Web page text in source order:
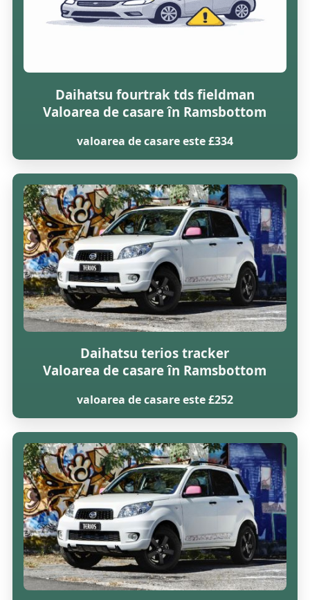
Daihatsu fourtrak tds fieldman
Valoarea de casare în Ramsbottom
valoarea de casare este £334
Daihatsu terios tracker
Valoarea de casare în Ramsbottom
valoarea de casare este £252